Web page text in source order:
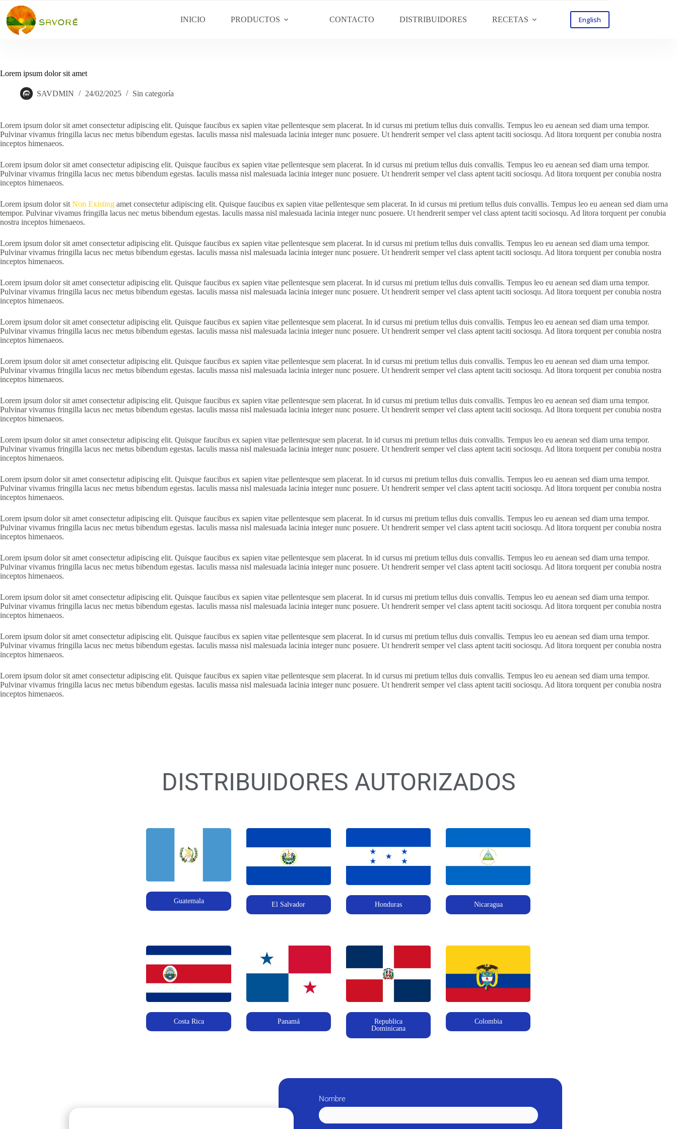
INICIO PRODUCTOS CONTACTO DISTRIBUIDORES RECETAS English
Lorem ipsum dolor sit amet
SAVDMIN 24/02/2025 Sin categoría
Lorem ipsum dolor sit amet consectetur adipiscing elit. Quisque faucibus ex sapien vitae pellentesque sem placerat. In id cursus mi pretium tellus duis convallis. Tempus leo eu aenean sed diam urna tempor.
Pulvinar vivamus fringilla lacus nec metus bibendum egestas. Iaculis massa nisl malesuada lacinia integer nunc posuere. Ut hendrerit semper vel class aptent taciti sociosqu. Ad litora torquent per conubia nostra
inceptos himenaeos.
Lorem ipsum dolor sit amet consectetur adipiscing elit. Quisque faucibus ex sapien vitae pellentesque sem placerat. In id cursus mi pretium tellus duis convallis. Tempus leo eu aenean sed diam urna tempor.
Pulvinar vivamus fringilla lacus nec metus bibendum egestas. Iaculis massa nisl malesuada lacinia integer nunc posuere. Ut hendrerit semper vel class aptent taciti sociosqu. Ad litora torquent per conubia nostra
inceptos himenaeos.
Lorem ipsum dolor sit Non Existing amet consectetur adipiscing elit. Quisque faucibus ex sapien vitae pellentesque sem placerat. In id cursus mi pretium tellus duis convallis. Tempus leo eu aenean sed diam urna
tempor. Pulvinar vivamus fringilla lacus nec metus bibendum egestas. Iaculis massa nisl malesuada lacinia integer nunc posuere. Ut hendrerit semper vel class aptent taciti sociosqu. Ad litora torquent per conubia
nostra inceptos himenaeos.
Lorem ipsum dolor sit amet consectetur adipiscing elit. Quisque faucibus ex sapien vitae pellentesque sem placerat. In id cursus mi pretium tellus duis convallis. Tempus leo eu aenean sed diam urna tempor.
Pulvinar vivamus fringilla lacus nec metus bibendum egestas. Iaculis massa nisl malesuada lacinia integer nunc posuere. Ut hendrerit semper vel class aptent taciti sociosqu. Ad litora torquent per conubia nostra
inceptos himenaeos.
Lorem ipsum dolor sit amet consectetur adipiscing elit. Quisque faucibus ex sapien vitae pellentesque sem placerat. In id cursus mi pretium tellus duis convallis. Tempus leo eu aenean sed diam urna tempor.
Pulvinar vivamus fringilla lacus nec metus bibendum egestas. Iaculis massa nisl malesuada lacinia integer nunc posuere. Ut hendrerit semper vel class aptent taciti sociosqu. Ad litora torquent per conubia nostra
inceptos himenaeos.
Lorem ipsum dolor sit amet consectetur adipiscing elit. Quisque faucibus ex sapien vitae pellentesque sem placerat. In id cursus mi pretium tellus duis convallis. Tempus leo eu aenean sed diam urna tempor.
Pulvinar vivamus fringilla lacus nec metus bibendum egestas. Iaculis massa nisl malesuada lacinia integer nunc posuere. Ut hendrerit semper vel class aptent taciti sociosqu. Ad litora torquent per conubia nostra
inceptos himenaeos.
Lorem ipsum dolor sit amet consectetur adipiscing elit. Quisque faucibus ex sapien vitae pellentesque sem placerat. In id cursus mi pretium tellus duis convallis. Tempus leo eu aenean sed diam urna tempor.
Pulvinar vivamus fringilla lacus nec metus bibendum egestas. Iaculis massa nisl malesuada lacinia integer nunc posuere. Ut hendrerit semper vel class aptent taciti sociosqu. Ad litora torquent per conubia nostra
inceptos himenaeos.
Lorem ipsum dolor sit amet consectetur adipiscing elit. Quisque faucibus ex sapien vitae pellentesque sem placerat. In id cursus mi pretium tellus duis convallis. Tempus leo eu aenean sed diam urna tempor.
Pulvinar vivamus fringilla lacus nec metus bibendum egestas. Iaculis massa nisl malesuada lacinia integer nunc posuere. Ut hendrerit semper vel class aptent taciti sociosqu. Ad litora torquent per conubia nostra
inceptos himenaeos.
Lorem ipsum dolor sit amet consectetur adipiscing elit. Quisque faucibus ex sapien vitae pellentesque sem placerat. In id cursus mi pretium tellus duis convallis. Tempus leo eu aenean sed diam urna tempor.
Pulvinar vivamus fringilla lacus nec metus bibendum egestas. Iaculis massa nisl malesuada lacinia integer nunc posuere. Ut hendrerit semper vel class aptent taciti sociosqu. Ad litora torquent per conubia nostra
inceptos himenaeos.
Lorem ipsum dolor sit amet consectetur adipiscing elit. Quisque faucibus ex sapien vitae pellentesque sem placerat. In id cursus mi pretium tellus duis convallis. Tempus leo eu aenean sed diam urna tempor.
Pulvinar vivamus fringilla lacus nec metus bibendum egestas. Iaculis massa nisl malesuada lacinia integer nunc posuere. Ut hendrerit semper vel class aptent taciti sociosqu. Ad litora torquent per conubia nostra
inceptos himenaeos.
Lorem ipsum dolor sit amet consectetur adipiscing elit. Quisque faucibus ex sapien vitae pellentesque sem placerat. In id cursus mi pretium tellus duis convallis. Tempus leo eu aenean sed diam urna tempor.
Pulvinar vivamus fringilla lacus nec metus bibendum egestas. Iaculis massa nisl malesuada lacinia integer nunc posuere. Ut hendrerit semper vel class aptent taciti sociosqu. Ad litora torquent per conubia nostra
inceptos himenaeos.
Lorem ipsum dolor sit amet consectetur adipiscing elit. Quisque faucibus ex sapien vitae pellentesque sem placerat. In id cursus mi pretium tellus duis convallis. Tempus leo eu aenean sed diam urna tempor.
Pulvinar vivamus fringilla lacus nec metus bibendum egestas. Iaculis massa nisl malesuada lacinia integer nunc posuere. Ut hendrerit semper vel class aptent taciti sociosqu. Ad litora torquent per conubia nostra
inceptos himenaeos.
Lorem ipsum dolor sit amet consectetur adipiscing elit. Quisque faucibus ex sapien vitae pellentesque sem placerat. In id cursus mi pretium tellus duis convallis. Tempus leo eu aenean sed diam urna tempor.
Pulvinar vivamus fringilla lacus nec metus bibendum egestas. Iaculis massa nisl malesuada lacinia integer nunc posuere. Ut hendrerit semper vel class aptent taciti sociosqu. Ad litora torquent per conubia nostra
inceptos himenaeos.
Lorem ipsum dolor sit amet consectetur adipiscing elit. Quisque faucibus ex sapien vitae pellentesque sem placerat. In id cursus mi pretium tellus duis convallis. Tempus leo eu aenean sed diam urna tempor.
Pulvinar vivamus fringilla lacus nec metus bibendum egestas. Iaculis massa nisl malesuada lacinia integer nunc posuere. Ut hendrerit semper vel class aptent taciti sociosqu. Ad litora torquent per conubia nostra
inceptos himenaeos.
Lorem ipsum dolor sit amet consectetur adipiscing elit. Quisque faucibus ex sapien vitae pellentesque sem placerat. In id cursus mi pretium tellus duis convallis. Tempus leo eu aenean sed diam urna tempor.
Pulvinar vivamus fringilla lacus nec metus bibendum egestas. Iaculis massa nisl malesuada lacinia integer nunc posuere. Ut hendrerit semper vel class aptent taciti sociosqu. Ad litora torquent per conubia nostra
inceptos himenaeos.
DISTRIBUIDORES AUTORIZADOS
Guatemala El Salvador Honduras Nicaragua
Costa Rica Panamá
Republica
Dominicana
Colombia
Nombre